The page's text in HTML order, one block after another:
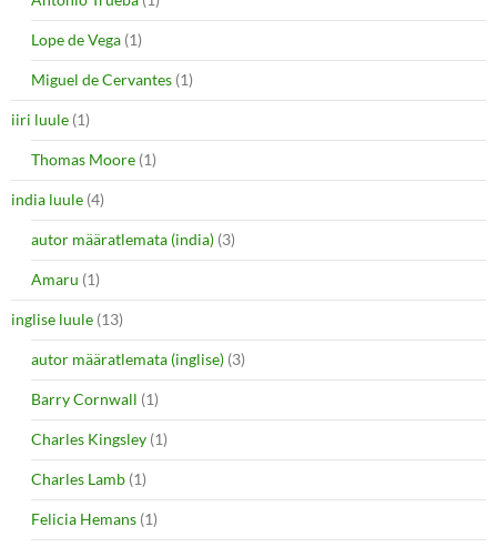
Lope de Vega (1)
Miguel de Cervantes (1)
iiri luule (1)
Thomas Moore (1)
india luule (4)
autor määratlemata (india) (3)
Amaru (1)
inglise luule (13)
autor määratlemata (inglise) (3)
Barry Cornwall (1)
Charles Kingsley (1)
Charles Lamb (1)
Felicia Hemans (1)